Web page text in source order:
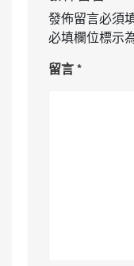
發佈留言必須
必填欄位標示
留言*